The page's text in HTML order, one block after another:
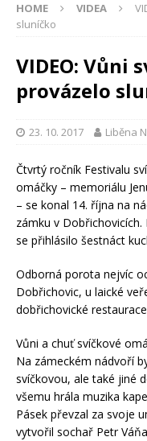
HOME VIDEA
sluníčko
VIDEO: Vůni
provázelo
23. 10. 2017 Liběna
Čtvrtý ročník Festivalu
omáčky – memoriálu
– se konal 14. října na
zámku v Dobřichovicích.
se přihlásilo šestnáct
Odborná porota nejvíc
Dobřichovic, u laické
dobřichovické
Vůni a chuť svíčkové
Na zámeckém nádvoří
svíčkovou, ale také jiné
všemu hrála muzika
Pásek převzal za svoje
vytvořil sochař Petr